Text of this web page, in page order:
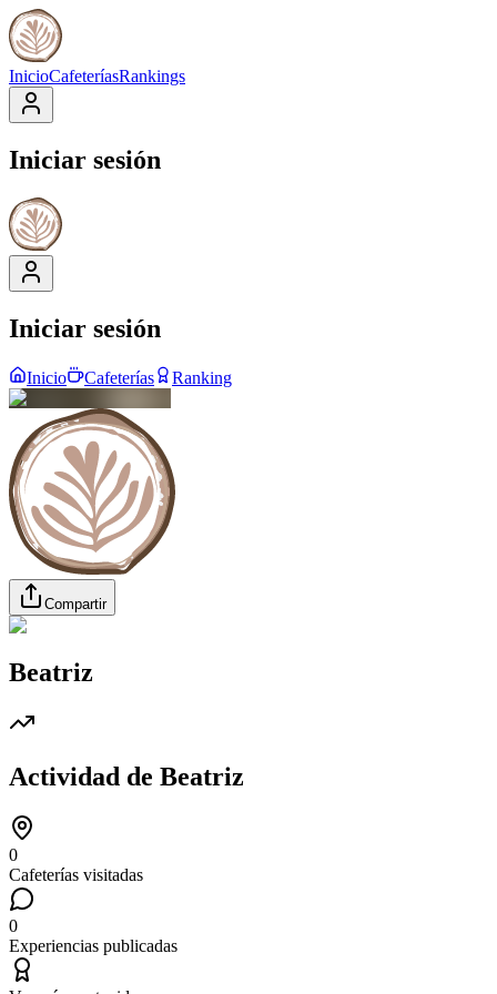
InicioCafeteríasRankings
Iniciar sesión
Iniciar sesión
Inicio Cafeterías Ranking
Compartir
Beatriz
Actividad de Beatriz
0
Cafeterías visitadas
0
Experiencias publicadas